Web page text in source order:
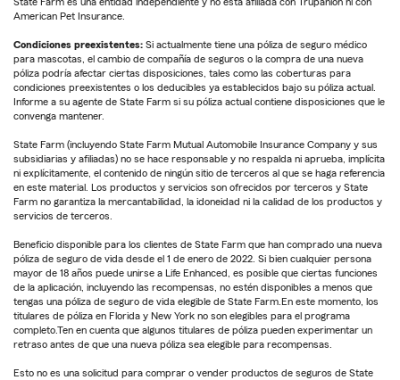
American Pet Insurance.
Condiciones preexistentes: Si actualmente tiene una póliza de seguro médico
para mascotas, el cambio de compañía de seguros o la compra de una nueva
póliza podría afectar ciertas disposiciones, tales como las coberturas para
condiciones preexistentes o los deducibles ya establecidos bajo su póliza actual.
Informe a su agente de State Farm si su póliza actual contiene disposiciones que le
convenga mantener.
State Farm (incluyendo State Farm Mutual Automobile Insurance Company y sus
subsidiarias y afiliadas) no se hace responsable y no respalda ni aprueba, implícita
ni explícitamente, el contenido de ningún sitio de terceros al que se haga referencia
en este material. Los productos y servicios son ofrecidos por terceros y State
Farm no garantiza la mercantabilidad, la idoneidad ni la calidad de los productos y
servicios de terceros.
Beneficio disponible para los clientes de State Farm que han comprado una nueva
póliza de seguro de vida desde el 1 de enero de 2022. Si bien cualquier persona
mayor de 18 años puede unirse a Life Enhanced, es posible que ciertas funciones
de la aplicación, incluyendo las recompensas, no estén disponibles a menos que
tengas una póliza de seguro de vida elegible de State Farm.En este momento, los
titulares de póliza en Florida y New York no son elegibles para el programa
completo.Ten en cuenta que algunos titulares de póliza pueden experimentar un
retraso antes de que una nueva póliza sea elegible para recompensas.
Esto no es una solicitud para comprar o vender productos de seguros de State